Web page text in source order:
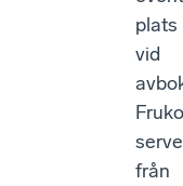
plats
vid
från